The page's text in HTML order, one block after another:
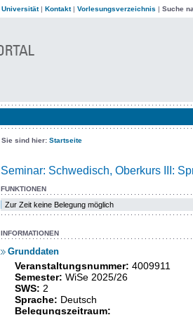
Universität| Kontakt| Vorlesungsverzeichnis | Suche
Sie sind hier: Startseite
Seminar: Schwedisch, Oberkurs III:
FUNKTIONEN
Zur Zeit keine Belegung möglich
INFORMATIONEN
Grunddaten
Veranstaltungsnummer: 4009911
Semester: WiSe 2025/26
SWS: 2
Sprache: Deutsch
Belegungszeitraum: